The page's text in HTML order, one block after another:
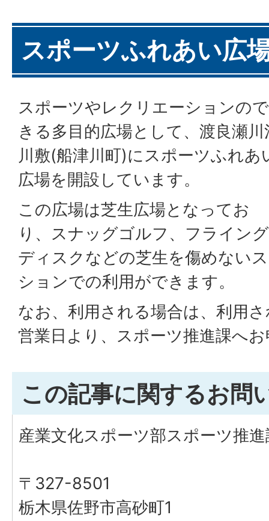
スポーツふれあい広
スポーツやレクリエーションので
きる多目的広場として、渡良瀬川
川敷(船津川町)にスポーツふれあ
広場を開設しています。
この広場は芝生広場となってお
り、スナッグゴルフ、フライング
ディスクなどの芝生を傷めない
ションでの利用ができます。
なお、利用される場合は、利用
営業日より、スポーツ推進課へ
この記事に関するお問
産業文化スポーツ部スポーツ推
〒327-8501
栃木県佐野市高砂町1